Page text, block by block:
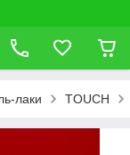
лаки TOUCH